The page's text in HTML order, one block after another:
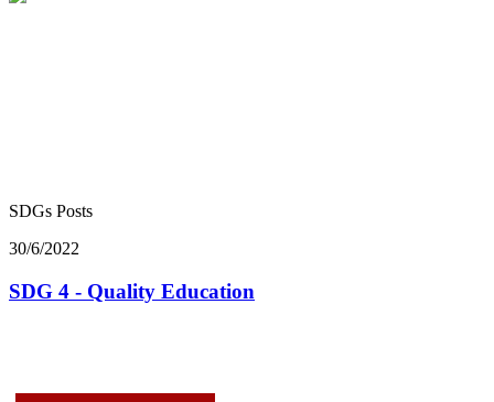
SDGs Posts
30/6/2022
SDG 4 - Quality Education